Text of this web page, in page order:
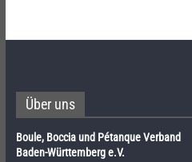
Über uns
Boule, Boccia und Pétanque Verband
Baden-Württemberg e.V.